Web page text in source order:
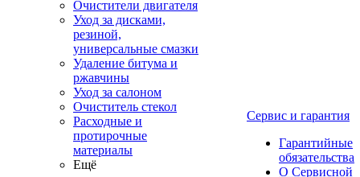
Очистители двигателя
Уход за дисками,
резиной,
универсальные смазки
Удаление битума и
ржавчины
Уход за салоном
Очиститель стекол
Расходные и
протирочные
материалы
Ещё
Сервис и гарантия
Гарантийные
обязательства
О Сервисной